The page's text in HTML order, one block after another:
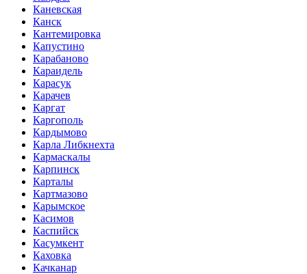
Каневская
Канск
Кантемировка
Капустино
Карабаново
Караидель
Карасук
Карачев
Каргат
Каргополь
Кардымово
Карла Либкнехта
Кармаскалы
Карпинск
Карталы
Картмазово
Карымское
Касимов
Каспийск
Касумкент
Каховка
Качканар